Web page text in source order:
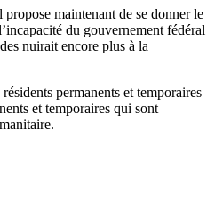
maintenant de se donner le
du gouvernement fédéral
nuirait encore plus à la
permanents et temporaires
et temporaires qui sont